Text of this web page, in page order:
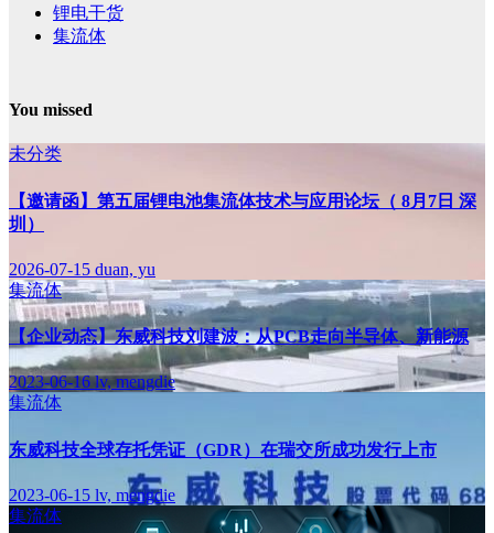
锂电干货
集流体
You missed
未分类
【邀请函】第五届锂电池集流体技术与应用论坛（ 8月7日 深
圳）
2026-07-15 duan, yu
集流体
【企业动态】东威科技刘建波：从PCB走向半导体、新能源
2023-06-16lv, mengdie
集流体
东威科技全球存托凭证（GDR）在瑞交所成功发行上市
2023-06-15 lv, mengdie
集流体